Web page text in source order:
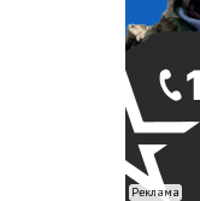
Реклама